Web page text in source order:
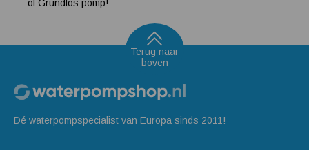
of Grundfos pomp!
Terug naar
boven
Dé waterpompspecialist van Europa sinds 2011!